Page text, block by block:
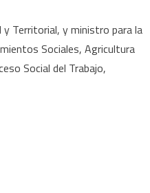
Territorial, y ministro para la
Sociales, Agricultura
Social del Trabajo,